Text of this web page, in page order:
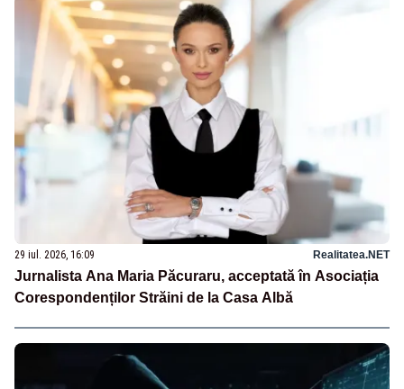
29 iul. 2026, 16:09 Realitatea.NET
Jurnalista Ana Maria Păcuraru, acceptată în Asociația
Corespondenților Străini de la Casa Albă